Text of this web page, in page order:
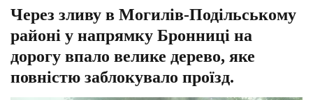
Через зливу в Могилів-Подільському
районі у напрямку Бронниці на
дорогу впало велике дерево, яке
повністю заблокувало проїзд.